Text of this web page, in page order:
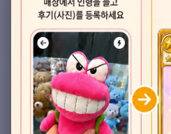
게임플렉스 불당동점
★★★☆☆ 2.5 후기 4
뽑기랜드
★★★★★ 4.7후기 47